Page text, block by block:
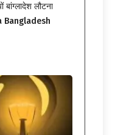
लौटना
Bangladesh